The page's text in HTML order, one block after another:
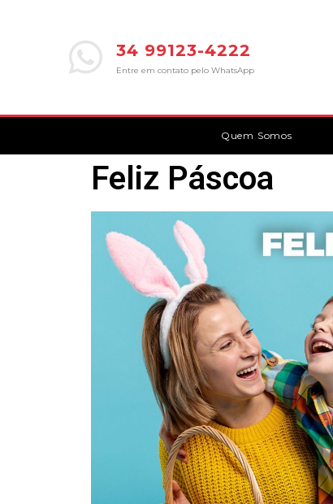
34 99123-4222
Entre em contato pelo WhatsApp
Quem Somos
Feliz Páscoa